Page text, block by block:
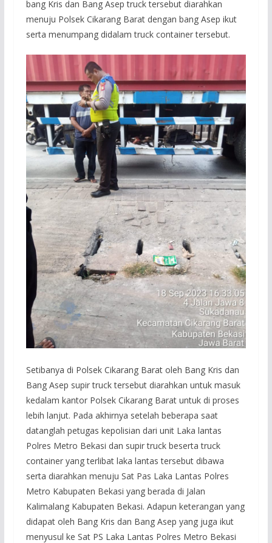
bang Kris dan Bang Asep truck tersebut diarahkan
menuju Polsek Cikarang Barat dengan bang Asep ikut
serta menumpang didalam truck container tersebut.
Setibanya di Polsek Cikarang Barat oleh Bang Kris dan
Bang Asep supir truck tersebut diarahkan untuk masuk
kedalam kantor Polsek Cikarang Barat untuk di proses
lebih lanjut. Pada akhirnya setelah beberapa saat
datanglah petugas kepolisian dari unit Laka lantas
Polres Metro Bekasi dan supir truck beserta truck
container yang terlibat laka lantas tersebut dibawa
serta diarahkan menuju Sat Pas Laka Lantas Polres
Metro Kabupaten Bekasi yang berada di Jalan
Kalimalang Kabupaten Bekasi. Adapun keterangan yang
didapat oleh Bang Kris dan Bang Asep yang juga ikut
menyusul ke Sat PS Laka Lantas Polres Metro Bekasi